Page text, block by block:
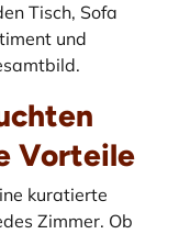
Tisch, Sofa
und
Vorteile
kuratierte
Zimmer. Ob